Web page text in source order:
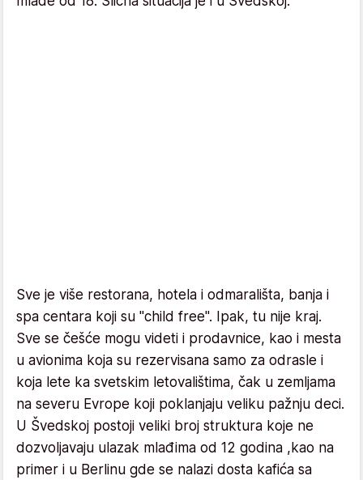
Sve je više restorana, hotela i odmarališta, banja i
spa centara koji su "child free". Ipak, tu nije kraj.
Sve se češće mogu videti i prodavnice, kao i mesta
u avionima koja su rezervisana samo za odrasle i
koja lete ka svetskim letovalištima, čak u zemljama
na severu Evrope koji poklanjaju veliku pažnju deci.
U Švedskoj postoji veliki broj struktura koje ne
dozvoljavaju ulazak mlađima od 12 godina ,kao na
primer i u Berlinu gde se nalazi dosta kafića sa